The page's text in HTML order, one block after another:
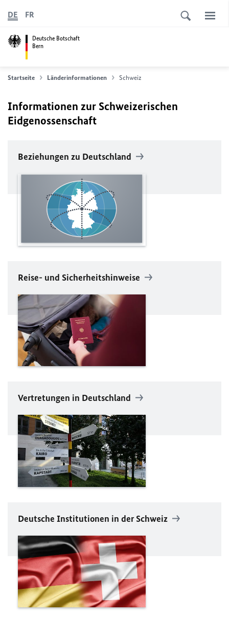
Deutsche Botschaft
Bern
DE FR
Startseite Länderinformationen Schweiz
Informationen zur Schweizerischen
Eidgenossenschaft
Beziehungen zu Deutschland
Reise- und Sicherheitshinweise
Vertretungen in Deutschland
Deutsche Institutionen in der Schweiz